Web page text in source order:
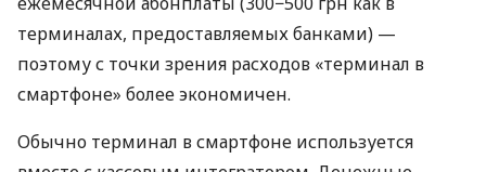
терминалах, предоставляемых банками) —
поэтому с точки зрения расходов «терминал в
смартфоне» более экономичен.
Обычно терминал в смартфоне используется